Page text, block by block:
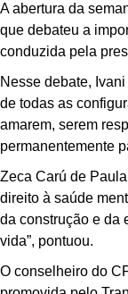
A abertura da
que debateu a
conduzida pela
Nesse debate,
de todas as
amarem, serem
permanentemente
Zeca Carú de
direito à saúde
da construção e da
vida”, pontuou.
O conselheiro do